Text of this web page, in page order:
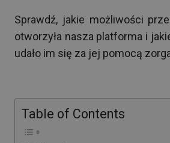
Sprawdź, jakie możliwości
otworzyła nasza platforma i
udało im się za jej pomocą
Table of Contents